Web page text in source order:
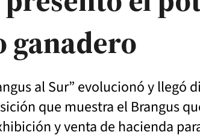
ganadero
al Sur” evolucionó y
que muestra el Brangus
y venta de hacienda